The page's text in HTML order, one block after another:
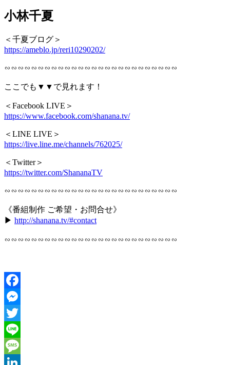
小林千夏
＜千夏ブログ＞
https://ameblo.jp/reri10290202/
∽∽∽∽∽∽∽∽∽∽∽∽∽∽∽∽∽∽∽∽∽∽∽∽∽∽
ここでも▼▼で見れます！
＜Facebook LIVE＞
https://www.facebook.com/shanana.tv/
＜LINE LIVE＞
https://live.line.me/channels/762025/
＜Twitter＞
https://twitter.com/ShananaTV
∽∽∽∽∽∽∽∽∽∽∽∽∽∽∽∽∽∽∽∽∽∽∽∽∽∽
《番組制作 ご希望・お問合せ》
▶︎ http://shanana.tv/#contact
∽∽∽∽∽∽∽∽∽∽∽∽∽∽∽∽∽∽∽∽∽∽∽∽∽∽